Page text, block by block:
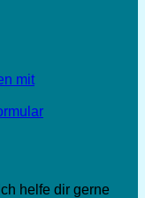
mit
helfe dir gerne